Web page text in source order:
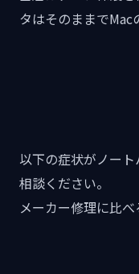
タはそのままでMac
以下の症状がノー
相談ください。
メーカー修理に比べ